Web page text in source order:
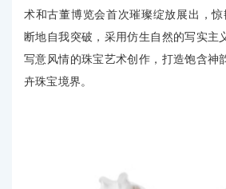
术和古董博览会首次璀璨绽放展出，惊
断地自我突破，采用仿生自然的写实主
写意风情的珠宝艺术创作，打造饱含神
卉珠宝境界。